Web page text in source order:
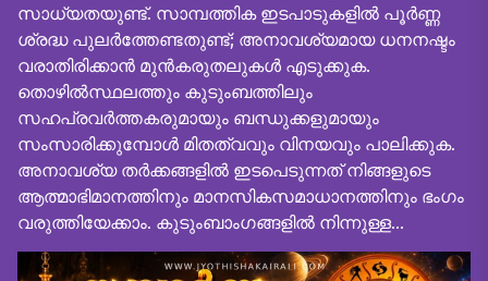
സാധ്യതയുണ്ട്. സാമ്പത്തിക ഇടപാടുകളിൽ പൂർണ്ണ
ശ്രദ്ധ പുലർത്തേണ്ടതുണ്ട്; അനാവശ്യമായ ധനനഷ്ടം
വരാതിരിക്കാൻ മുൻകരുതലുകൾ എടുക്കുക.
തൊഴിൽസ്ഥലത്തും കുടുംബത്തിലും
സഹപ്രവർത്തകരുമായും ബന്ധുക്കളുമായും
സംസാരിക്കുമ്പോൾ മിതത്വവും വിനയവും പാലിക്കുക.
അനാവശ്യ തർക്കങ്ങളിൽ ഇടപെടുന്നത് നിങ്ങളുടെ
ആത്മാഭിമാനത്തിനും മാനസികസമാധാനത്തിനും ഭംഗം
വരുത്തിയേക്കാം. കുടുംബാംഗങ്ങളിൽ നിന്നുള്ള...